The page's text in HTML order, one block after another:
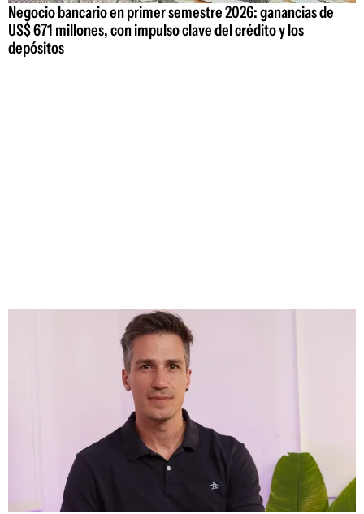
Negocio bancario en primer semestre 2026: ganancias de
US$ 671 millones, con impulso clave del crédito y los
depósitos